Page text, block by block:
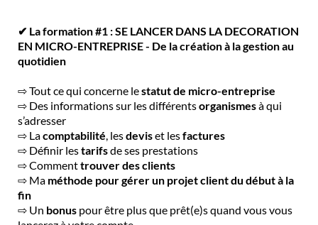
✔ La formation #1 : SE LANCER DANS LA DECORATION
EN MICRO-ENTREPRISE - De la création à la gestion au
quotidien
⇨ Tout ce qui concerne lestatut de micro-entreprise
⇨ Des informations sur les différentsorganismesà qui
s’adresser
⇨ Lacomptabilité , lesdeviset lesfactures
⇨ Définir lestarifsde ses prestations
⇨ Commenttrouver des clients
⇨ Ma méthode pour gérer un projet client du début à la
fin
⇨ Un bonus pour être plus que prêt(e)s quand vous vous